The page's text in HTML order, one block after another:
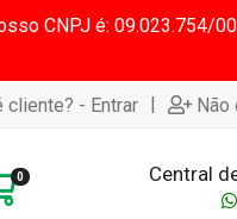
CNPJ é: 09.023.754/
cliente? - Entrar | Não
0 Central